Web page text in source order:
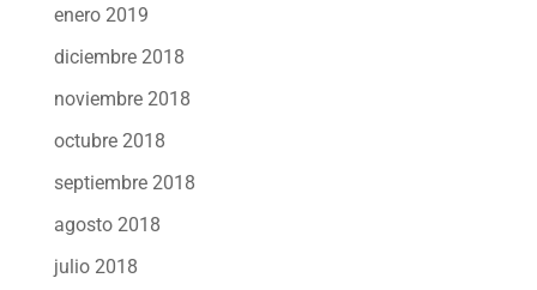
enero 2019
diciembre 2018
noviembre 2018
octubre 2018
septiembre 2018
agosto 2018
julio 2018